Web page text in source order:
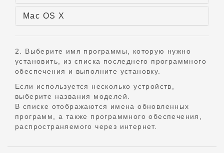
Mac OS X
2. Выберите имя программы, которую нужно
установить, из списка последнего программного
обеспечения и выполните установку.
Если используется несколько устройств,
выберите названия моделей.
В списке отображаются имена обновленных
программ, а также программного обеспечения,
распространяемого через интернет.